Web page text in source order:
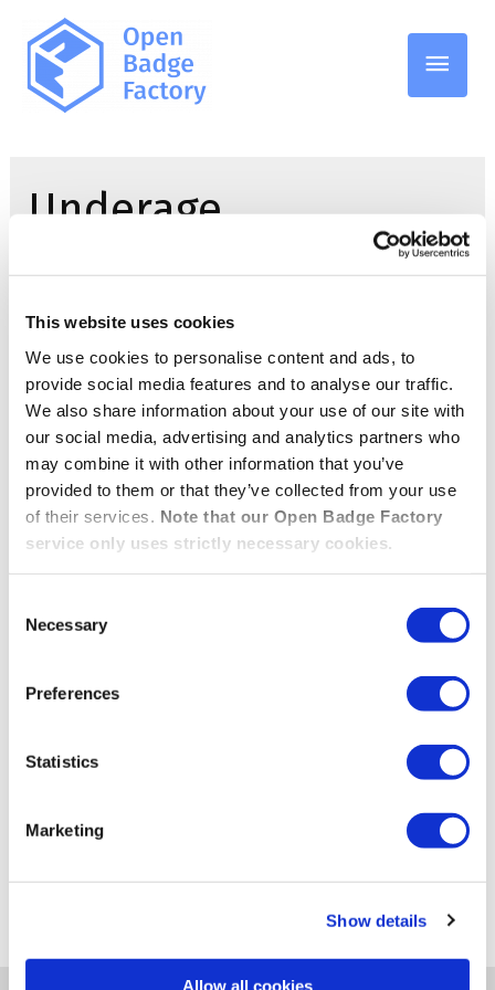
This website uses cookies
We use cookies to personalise content and ads, to
provide social media features and to analyse our traffic.
We also share information about your use of our site with
our social media, advertising and analytics partners who
may combine it with other information that you’ve
provided to them or that they’ve collected from your use
of their services. Note that our Open Badge Factory
service only uses strictly necessary cookies.
Selection
Necessary
Preferences
Statistics
Marketing
Show details
Allow all cookies
Underage
Open Badge Passport
päivittää käyttöehtojaan
alaikäisten käyttäjien
suojaamiseksi
Open Badge Passport Underage Wallet
Open Badge Passport on päivittänyt käyttöehtonsa
vahvistaakseen alaikäisten käyttäjien suojaa. Uudet
ikävarmennuskäytännöt ja automaattinen rajoitettu
sekä kansainvälisten tietosuojasäädösten